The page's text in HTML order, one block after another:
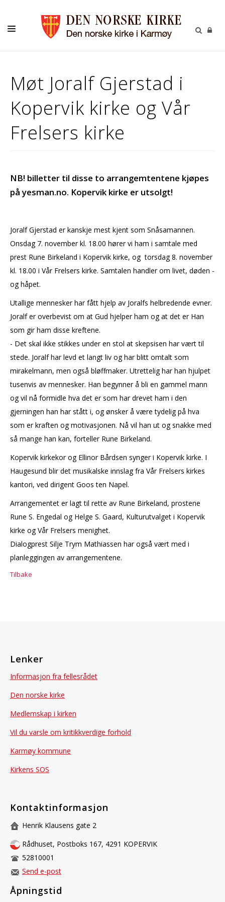
KONTAKT
MENIGHETENE
Møt Joralf Gjerstad i
Kopervik kirke og Vår
Frelsers kirke
NB! billetter til disse to arrangemtentene kjøpes
på yesman.no. Kopervik kirke er utsolgt!
Joralf Gjerstad er kanskje mest kjent som Snåsamannen.
Onsdag 7. november kl. 18.00 hører vi ham i samtale med
prest Rune Birkeland i Kopervik kirke, og torsdag 8. november
kl. 18.00 i Vår Frelsers kirke. Samtalen handler om livet, døden -
og håpet.
Utallige mennesker har fått hjelp av Joralfs helbredende evner.
Joralf er overbevist om at Gud hjelper ham og at det er Han
som gir ham disse kreftene.
- Det skal ikke stikkes under en stol at skepsisen har vært til
stede. Joralf har levd et langt liv og har blitt omtalt som
mirakelmann, men også bløffmaker. Utrettelig har han hjulpet
tusenvis av mennesker. Han begynner å bli en gammel mann
og vil nå formidle hva det er som har drevet ham i den
gjerningen han har stått i, og ønsker å være tydelig på hva
som er kraften og motivasjonen. Nå vil han ut og snakke med
så mange han kan, forteller Rune Birkeland.
Kopervik kirkekor og Ellinor Bårdsen synger i Kopervik kirke. I
Haugesund blir det musikalske innslag fra Vår Frelsers kirkes
kantori, ved dirigent Goos ten Napel.
Arrangementet er lagt til rette av Rune Birkeland, prostene
Rune S. Engedal og Helge S. Gaard, Kulturutvalget i Kopervik
kirke og Vår Frelsers menighet.
Dialogprest Silje Trym Mathiassen har også vært med i
planleggingen av arrangementene.
Tilbake
Lenker
Informasjon fra fellesrådet
Den norske kirke
Medlemskap i kirken
Vil du varsle om kritikkverdige forhold
Karmøy kommune
Kirkens SOS
Kontaktinformasjon
Henrik Klausens gate 2
Rådhuset, Postboks 167, 4291 KOPERVIK
52810001
Send e-post
Åpningstid